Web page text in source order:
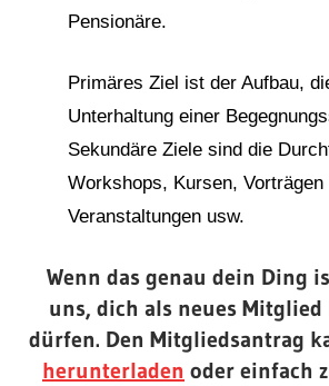
Pensionäre.
Primäres Ziel ist der Aufbau,
Unterhaltung einer
Sekundäre Ziele sind die
Workshops, Kursen, Vorträgen
Veranstaltungen usw.
Wenn das genau dein Ding
uns, dich als neues Mitglied
dürfen. Den Mitgliedsantrag
herunterladen oder einfach